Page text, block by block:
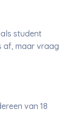
student
af, maar vraag
van 18